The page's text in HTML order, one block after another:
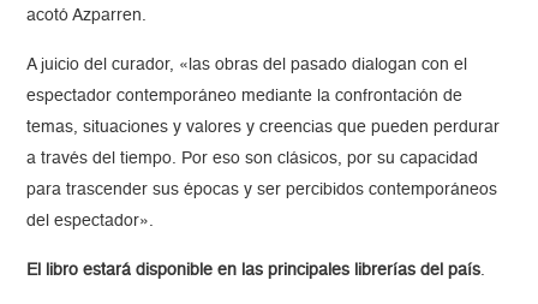
acotó Azparren.
A juicio del curador, «las obras del pasado dialogan con el
espectador contemporáneo mediante la confrontación de
temas, situaciones y valores y creencias que pueden perdurar
a través del tiempo. Por eso son clásicos, por su capacidad
para trascender sus épocas y ser percibidos contemporáneos
del espectador».
El libro estará disponible en las principales librerías del país.